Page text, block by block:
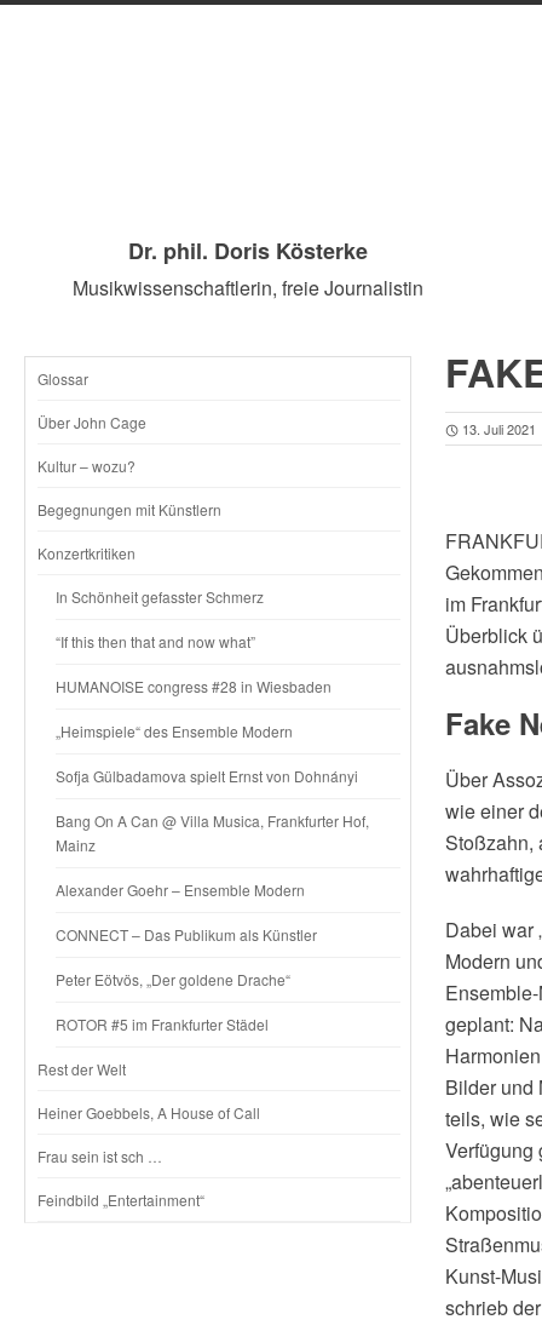
Dr. phil. Doris Kösterke
Musikwissenschaftlerin, freie Journalistin
SKIP
CONTENT
Glossar
Über John Cage
Kultur – wozu?
Begegnungen mit Künstlern
Konzertkritiken
In Schönheit gefasster Schmerz
“If this then that and now what”
HUMANOISE congress #28 in Wiesbaden
„Heimspiele“ des Ensemble Modern
Sofja Gülbadamova spielt Ernst von Dohnányi
Bang On A Can @ Villa Musica, Frankfurter Hof,
Mainz
Alexander Goehr – Ensemble Modern
CONNECT – Das Publikum als Künstler
Peter Eötvös, „Der goldene Drache“
ROTOR #5 im Frankfurter Städel
Rest der Welt
Heiner Goebbels, A House of Call
Frau sein ist sch …
Feindbild „Entertainment“
13. Juli 2021
im
Überblick
Fake
Über
wie einer
Stoßzahn,
Dabei war
Modern
geplant:
Bilder und
teils, wie
Verfügung
Kunst-
schrieb